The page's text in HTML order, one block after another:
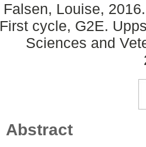
Falsen, Louise,
First cycle, G2E.
Sciences and
Abstract